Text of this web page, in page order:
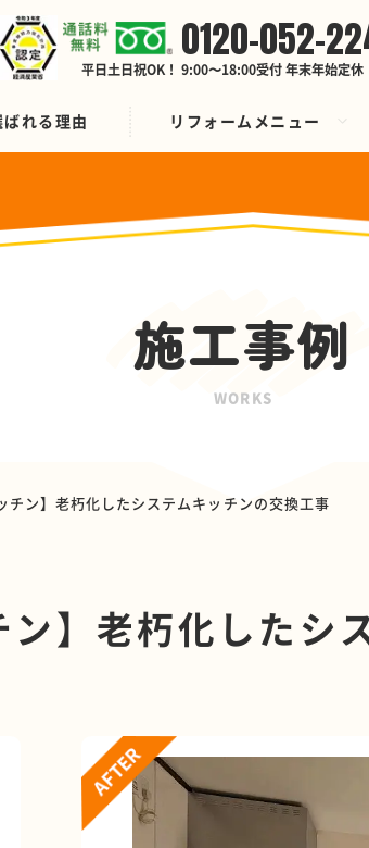
0120-052-
平日土日祝OK！ 9:00〜18:00受付 年末年始定休
ばれる理由 リフォームメニュー
施工事例
WORKS
チン】老朽化したシステムキッチンの交換工事
】老朽化したシ